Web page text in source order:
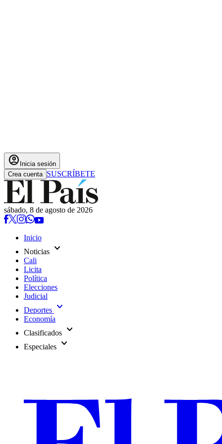
account_circle Inicia sesión
Crea cuenta SUSCRÍBETE
sábado, 8 de agosto de 2026
Inicio
Noticias expand_more
Cali
Licita
Política
Elecciones
Judicial
Deportes expand_more
Economía
Clasificados expand_more
Especiales expand_more